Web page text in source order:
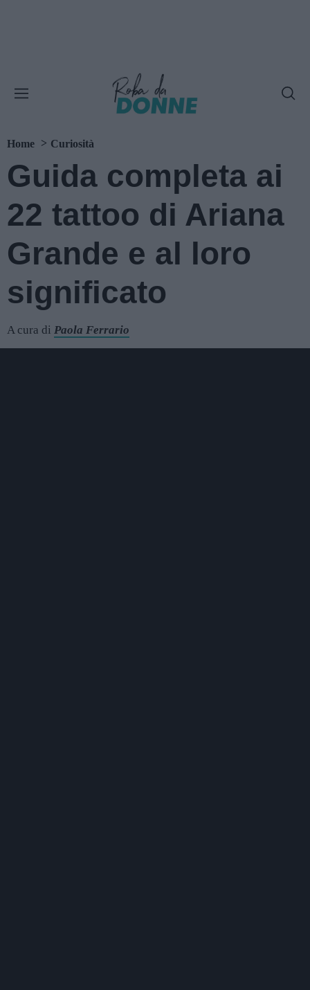
Home Curiosità
Guida completa ai
22 tattoo di Ariana
Grande e al loro
significato
A cura di Paola Ferrario